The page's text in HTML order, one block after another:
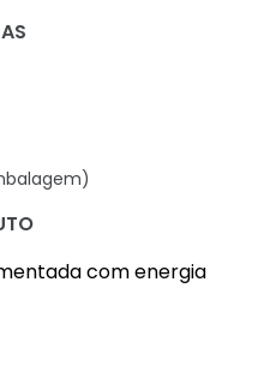
com energia